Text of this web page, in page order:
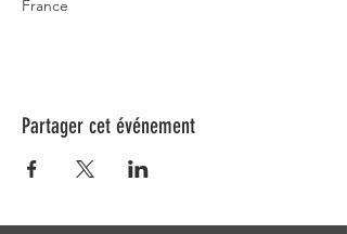
France
Partager cet événement